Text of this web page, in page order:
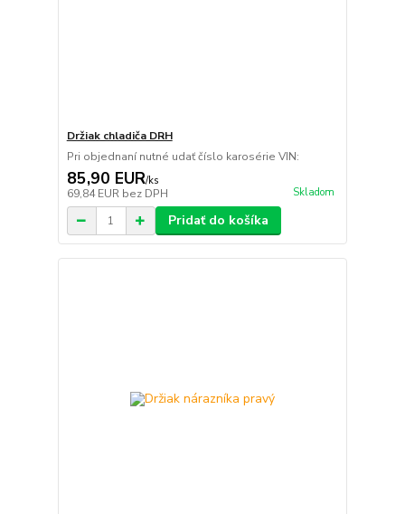
Držiak chladiča DRH
Pri objednaní nutné udať číslo karosérie VIN:
85,90 EUR/ks
69,84 EUR bez DPH Skladom
Pridať do košíka